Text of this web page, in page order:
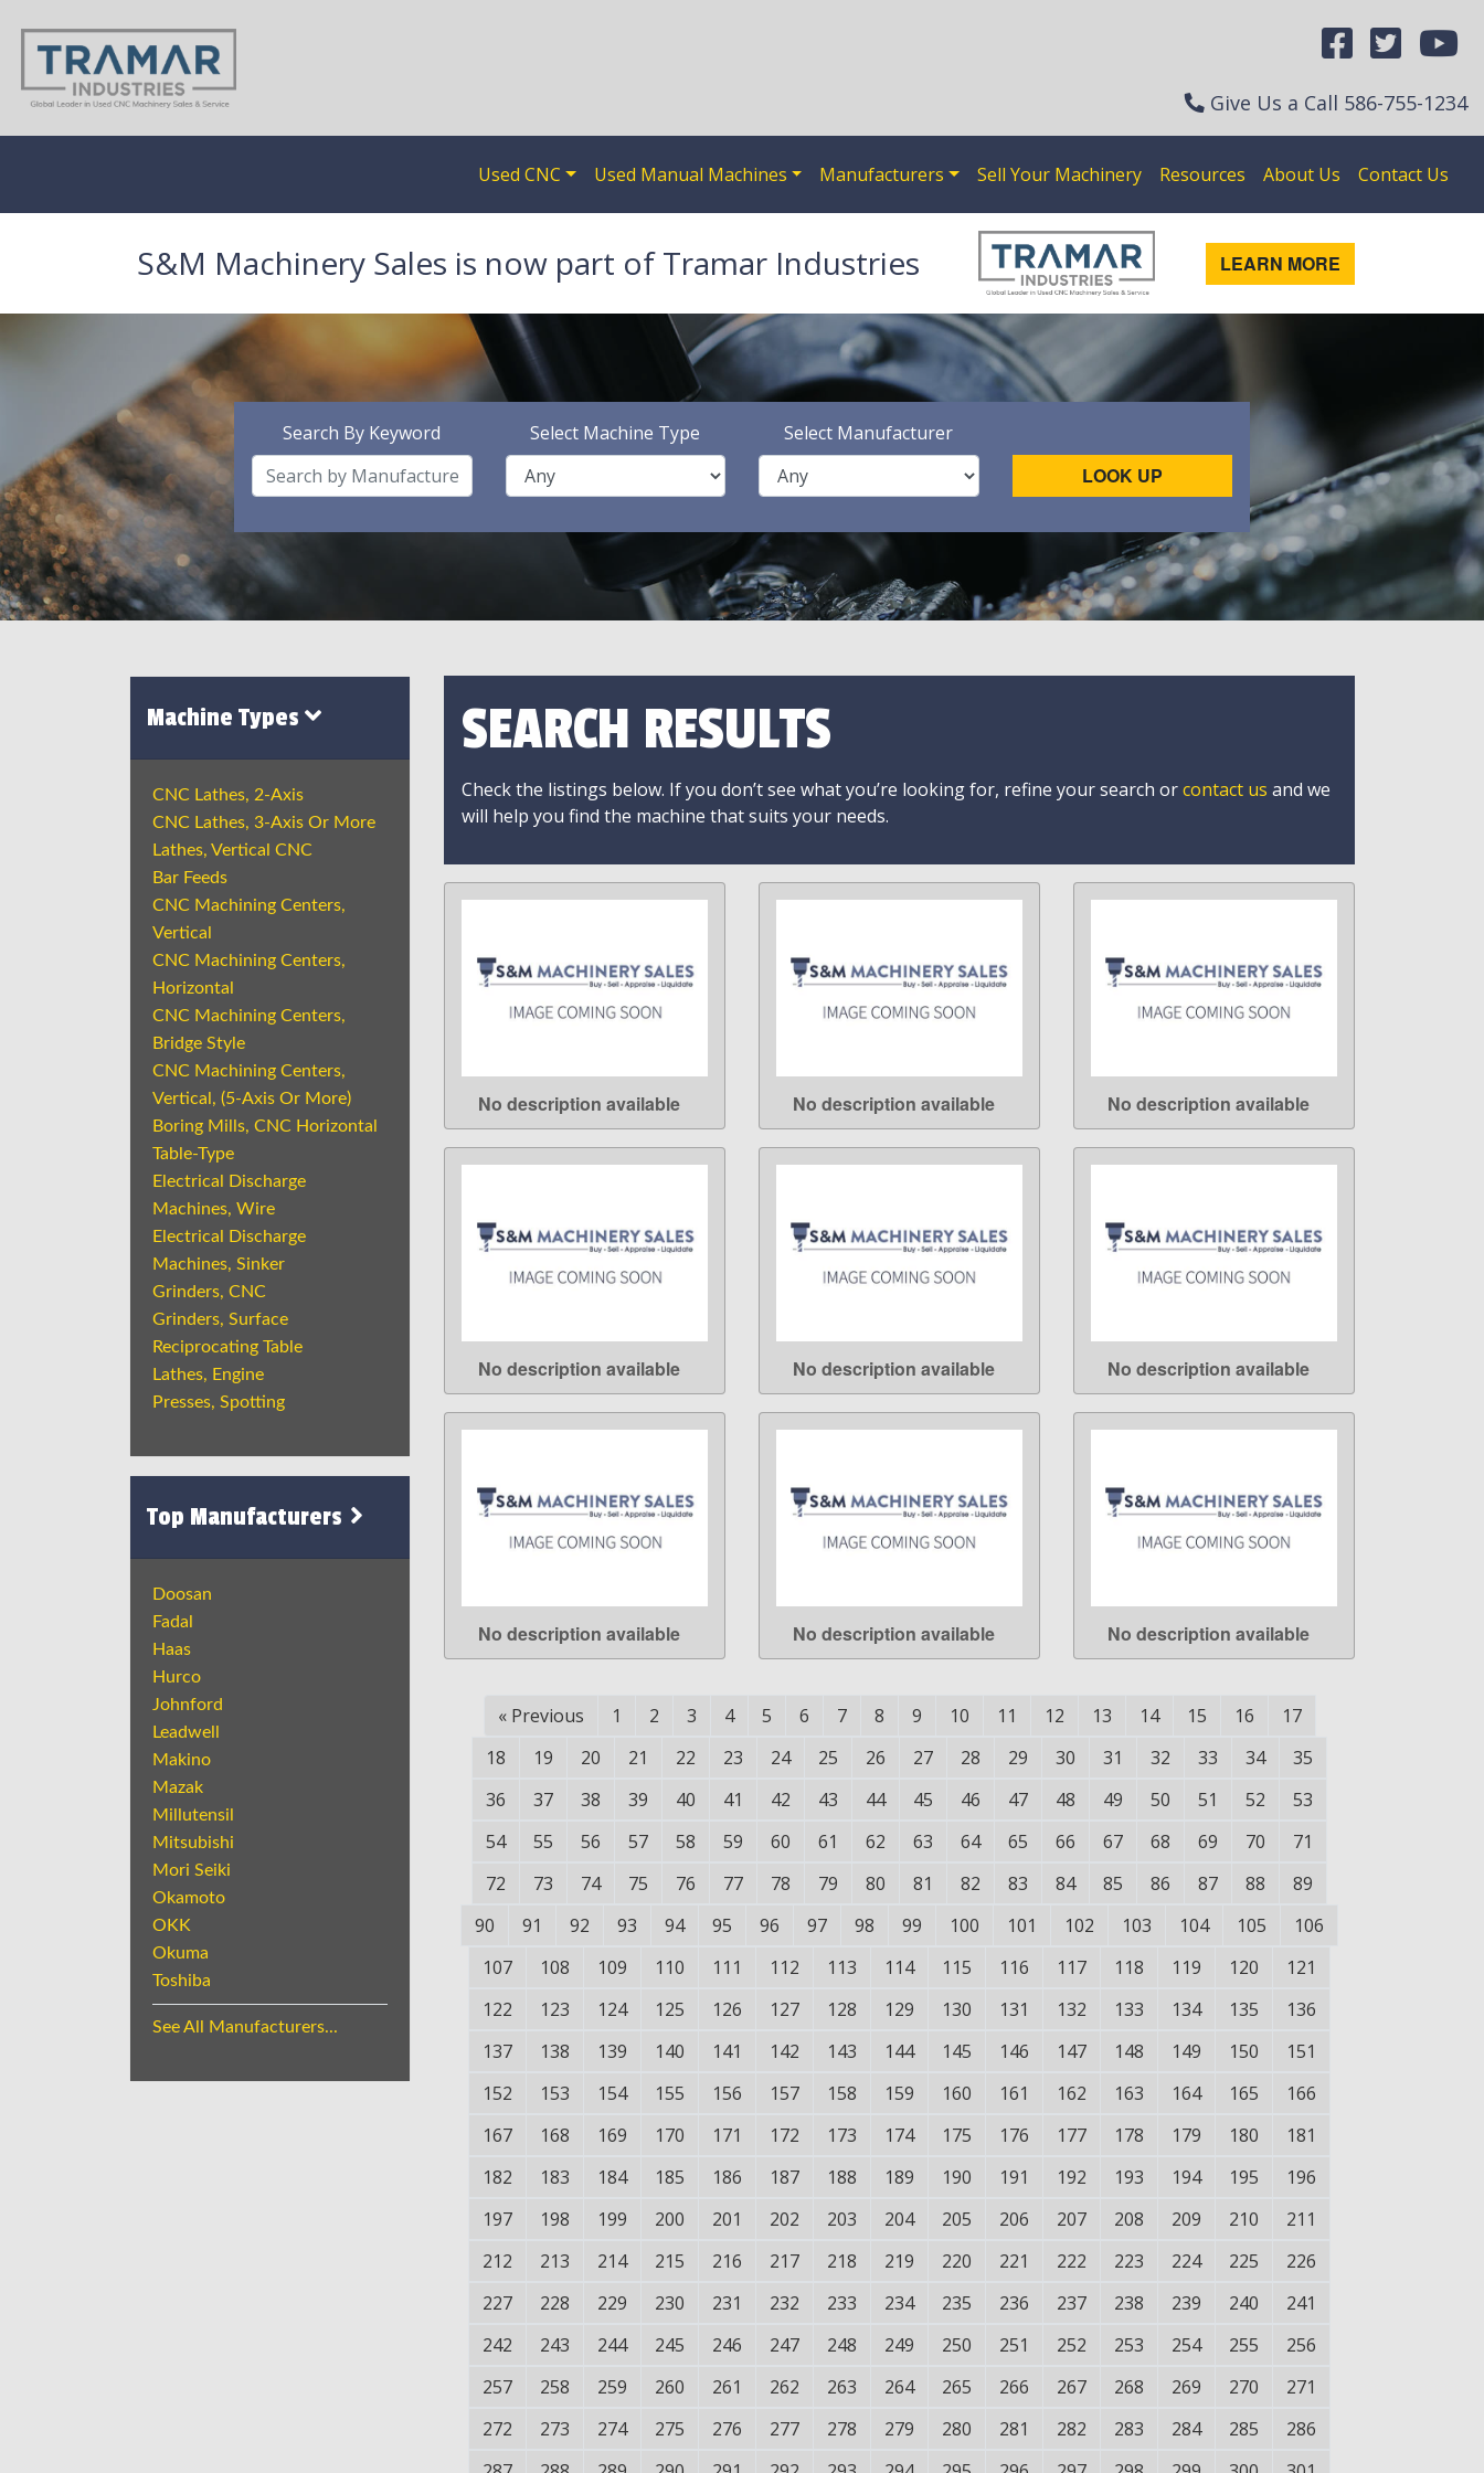
Give Us a Call 586-755-1234
Used CNC Used Manual Machines Manufacturers Sell Your Machinery Resources About Us Contact Us
S&M Machinery Sales is now part of Tramar Industries LEARN MORE
Search By Keyword Select Machine Type Select Manufacturer
LOOK UP
Machine Types
CNC Lathes, 2-Axis
CNC Lathes, 3-Axis Or More
Lathes, Vertical CNC
Bar Feeds
CNC Machining Centers,
Vertical
CNC Machining Centers,
Horizontal
CNC Machining Centers,
Bridge Style
CNC Machining Centers,
Vertical, (5-Axis Or More)
Boring Mills, CNC Horizontal
Table-Type
Electrical Discharge
Machines, Wire
Electrical Discharge
Machines, Sinker
Grinders, CNC
Grinders, Surface
Reciprocating Table
Lathes, Engine
Presses, Spotting
Top Manufacturers
Doosan
Fadal
Haas
Hurco
Johnford
Leadwell
Makino
Mazak
Millutensil
Mitsubishi
Mori Seiki
Okamoto
OKK
Okuma
Toshiba
See All Manufacturers...
SEARCH RESULTS
Check the listings below. If you don’t see what you’re looking for, refine your search orcontact us and we
will help you find the machine that suits your needs.
LEARN MORE
No description available LEARN MORE
No description available LEARN MORE
No description available
LEARN MORE
No description available LEARN MORE
No description available LEARN MORE
No description available
LEARN MORE
No description available LEARN MORE
No description available LEARN MORE
No description available
« Previous 1 2 3 4 5 6 7 8 9 10 11 12 13 14 15 16
17
18
19 20 21 22 23 24 25 26 27 28 29 30 31 32 33 34
35
36
37 38 39 40 41 42 43 44 45 46 47 48 49 50 51 52
53
54
55 56 57 58 59 60 61 62 63 64 65 66 67 68 69 70
71
72
73 74 75 76 77 78 79 80 81 82 83 84 85 86 87 88
89
90
91 92 93 94 95 96 97 98 99 100 101 102 103 104 105
106
107
108 109 110 111 112 113 114 115 116 117 118 119 120
121
122
123 124 125 126 127 128 129 130 131 132 133 134 135
136
137
138 139 140 141 142 143 144 145 146 147 148 149 150
151
152
153 154 155 156 157 158 159 160 161 162 163 164 165
166
167
168 169 170 171 172 173 174 175 176 177 178 179 180
181
182
183 184 185 186 187 188 189 190 191 192 193 194 195
196
197
198 199 200 201 202 203 204 205 206 207 208 209 210
211
212
213 214 215 216 217 218 219 220 221 222 223 224 225
226
227
228 229 230 231 232 233 234 235 236 237 238 239 240
241
242
243 244 245 246 247 248 249 250 251 252 253 254 255
256
257
258 259 260 261 262 263 264 265 266 267 268 269 270
271
272
273 274 275 276 277 278 279 280 281 282 283 284 285
286